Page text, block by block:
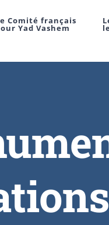
Comité français
Yad Vashem